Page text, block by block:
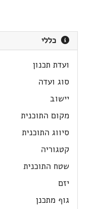
כללי
ועדת תכנון
סוג ועדה
יישוב
מקום התוכנית
סיווג התוכנית
קטגוריה
שטח התוכנית
יזם
גוף מתכנן